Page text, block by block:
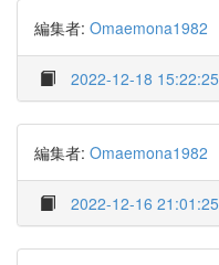
編集者: Omaemona1982
2022-12-18 15:22:25
編集者: Omaemona1982
2022-12-16 21:01:25